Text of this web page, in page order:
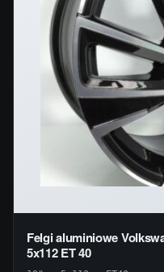
Felgi aluminiowe
5x112 ET 40